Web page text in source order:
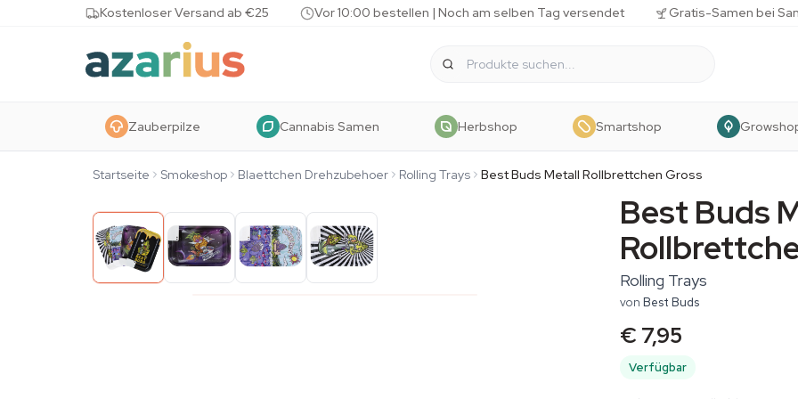
Skip to contentKostenloser Versand ab €25 Vor 10:00 bestellen | Noch am selben Tag versendet Gratis-Samen bei
Zauberpilze Cannabis Samen Herbshop Smartshop
Startseite Smokeshop Blaettchen Drehzubehoer Rolling Trays Best Buds Metall Rollbrettchen Gross
Best Buds
Rolling Trays
von Best Buds
€ 7,95
Verfügbar